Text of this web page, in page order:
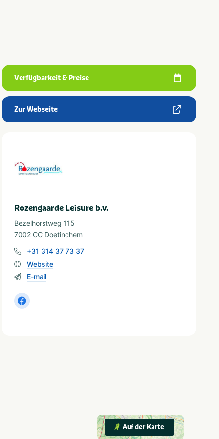
Verfügbarkeit & Preise
Zur Webseite
Rozengaarde Leisure b.v.
Bezelhorstweg 115
7002 CC Doetinchem
+31 314 37 73 37
Website
E-mail
Auf der Karte